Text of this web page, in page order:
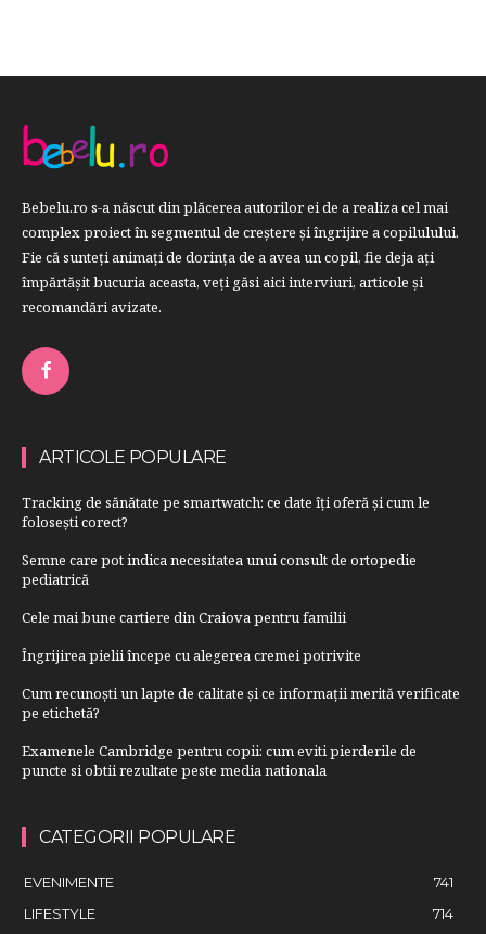
Bebelu.ro s-a născut din plăcerea autorilor ei de a realiza cel mai
complex proiect în segmentul de creştere şi îngrijire a copilulului.
Fie că sunteţi animaţi de dorinţa de a avea un copil, fie deja aţi
împărtăşit bucuria aceasta, veți găsi aici interviuri, articole şi
recomandări avizate.
ARTICOLE POPULARE
Tracking de sănătate pe smartwatch: ce date îți oferă și cum le
folosești corect?
Semne care pot indica necesitatea unui consult de ortopedie
pediatrică
Cele mai bune cartiere din Craiova pentru familii
Îngrijirea pielii începe cu alegerea cremei potrivite
Cum recunoști un lapte de calitate și ce informații merită verificate
pe etichetă?
Examenele Cambridge pentru copii: cum eviti pierderile de
puncte si obtii rezultate peste media nationala
CATEGORII POPULARE
EVENIMENTE
741
LIFESTYLE
714